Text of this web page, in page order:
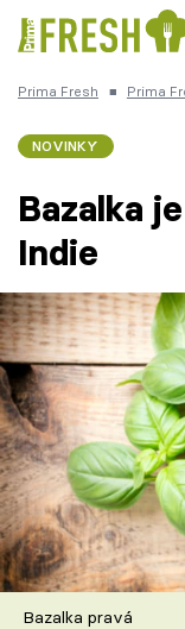
Česká kuchyně
Témata
Recepty
Články
TV Program
Škola vaření
Recepty z TV
Prima Fresh ■ Prima
NOVINKY
Bazalka
Indie
Bazalka pravá